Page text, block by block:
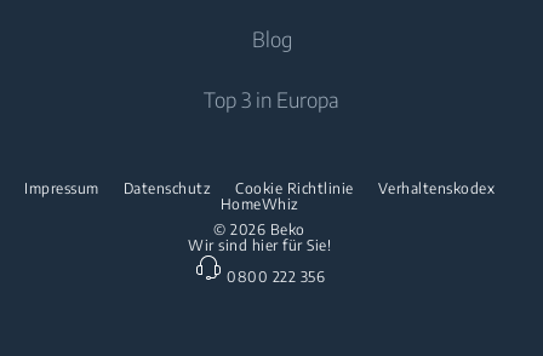
Freistehende Mikrowellen
Einbau-Kochfelder
Freistehende Geschirrspüler
Einbau-Geschirrspüler
Standventilator
Über uns
Partnerschaften
Beko Professional
Downloads
Reparaturinformationen & Ersatzteile
Garantie
Blog
Top 3 in Europa
© 2026 Beko
Impressum Datenschutz Cookie Richtlinie
Verhaltenskodex
HomeWhiz
Wir sind hier für Sie!
0800 222 356